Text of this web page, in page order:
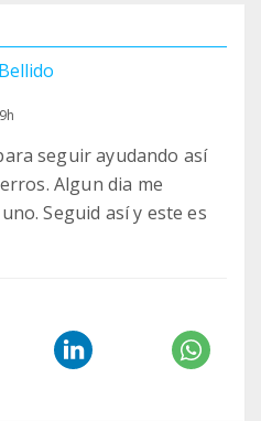
seguir ayudando así
Algun dia me
Seguid así y este es